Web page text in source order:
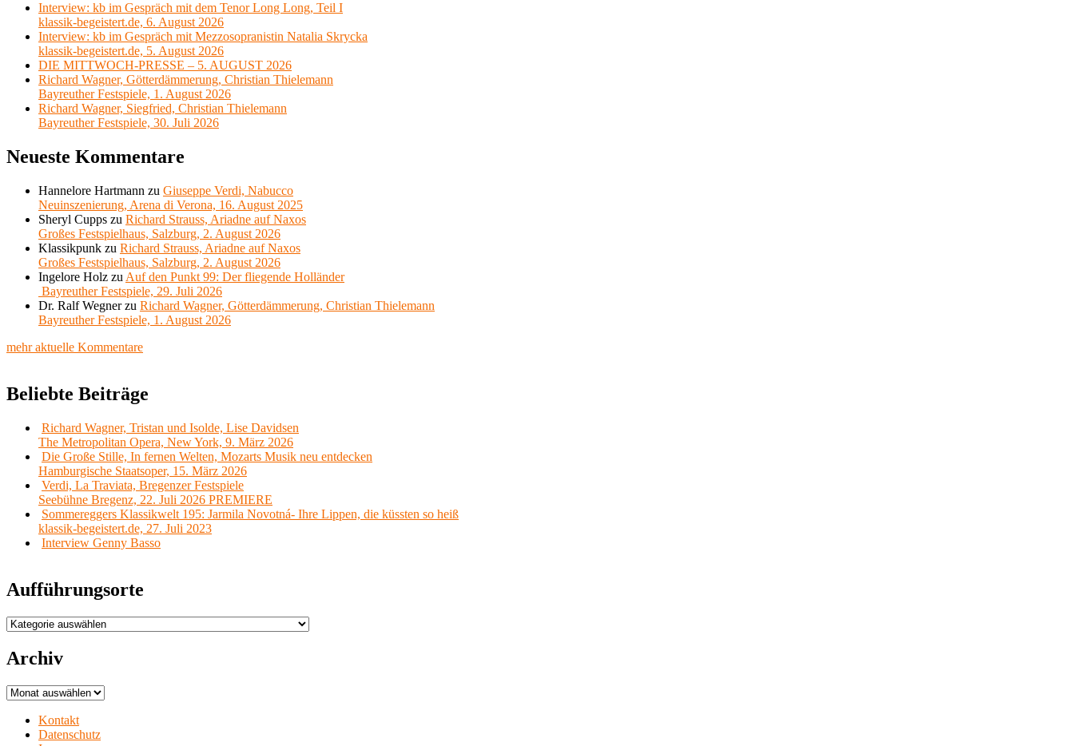
Interview: kb im Gespräch mit dem Tenor Long Long, Teil I
klassik-begeistert.de, 6. August 2026
Interview: kb im Gespräch mit Mezzosopranistin Natalia Skrycka
klassik-begeistert.de, 5. August 2026
DIE MITTWOCH-PRESSE – 5. AUGUST 2026
Richard Wagner, Götterdämmerung, Christian Thielemann
Bayreuther Festspiele, 1. August 2026
Richard Wagner, Siegfried, Christian Thielemann
Bayreuther Festspiele, 30. Juli 2026
Neueste Kommentare
Hannelore Hartmann zu Giuseppe Verdi, Nabucco
Neuinszenierung, Arena di Verona, 16. August 2025
Sheryl Cupps zu Richard Strauss, Ariadne auf Naxos
Großes Festspielhaus, Salzburg, 2. August 2026
Klassikpunk zu Richard Strauss, Ariadne auf Naxos
Großes Festspielhaus, Salzburg, 2. August 2026
Ingelore Holz zu Auf den Punkt 99: Der fliegende Holländer
Bayreuther Festspiele, 29. Juli 2026
Dr. Ralf Wegnerzu Richard Wagner, Götterdämmerung, Christian Thielemann
Bayreuther Festspiele, 1. August 2026
mehr aktuelle Kommentare
Beliebte Beiträge
Richard Wagner, Tristan und Isolde, Lise Davidsen
The Metropolitan Opera, New York, 9. März 2026
Die Große Stille, In fernen Welten, Mozarts Musik neu entdecken
Hamburgische Staatsoper, 15. März 2026
Verdi, La Traviata, Bregenzer Festspiele
Seebühne Bregenz, 22. Juli 2026 PREMIERE
Sommereggers Klassikwelt 195: Jarmila Novotná- Ihre Lippen, die küssten so heiß
klassik-begeistert.de, 27. Juli 2023
Interview Genny Basso
Aufführungsorte
Aufführungsorte
Archiv
Archiv
Kontakt
Datenschutz